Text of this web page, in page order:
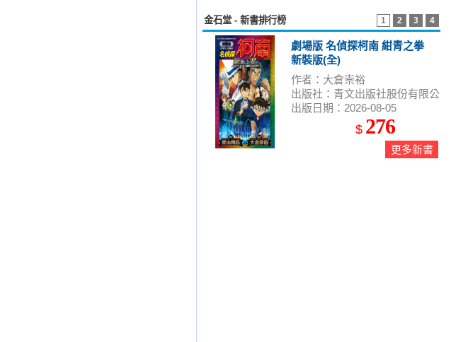
1 2 3 4
金石堂 - 新書排行榜
劇場版 名偵探柯南 紺青之拳
新裝版(全)
作者：大倉崇裕
出版社：青文出版社股份有限公
司
出版日期：2026-08-05
$ 276
更多新書